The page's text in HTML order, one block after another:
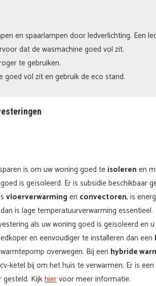
en spaarlampen door ledverlichting. Een
dat de wasmachine goed vol zit.
te gebruiken.
goed vol zit en gebruik de eco stand.
is om uw woning goed te isoleren en
is geïsoleerd. Er is subsidie beschikbaar
vloerverwarming en convectoren, is
is lage temperatuurverwarming essentieel.
als uw woning goed is geïsoleerd en
en eenvoudiger te installeren dan een
overwegen. Bij een hybride
ketel bij om het huis te verwarmen. Er is
gesteld. Kijkhiervoor meer informatie.